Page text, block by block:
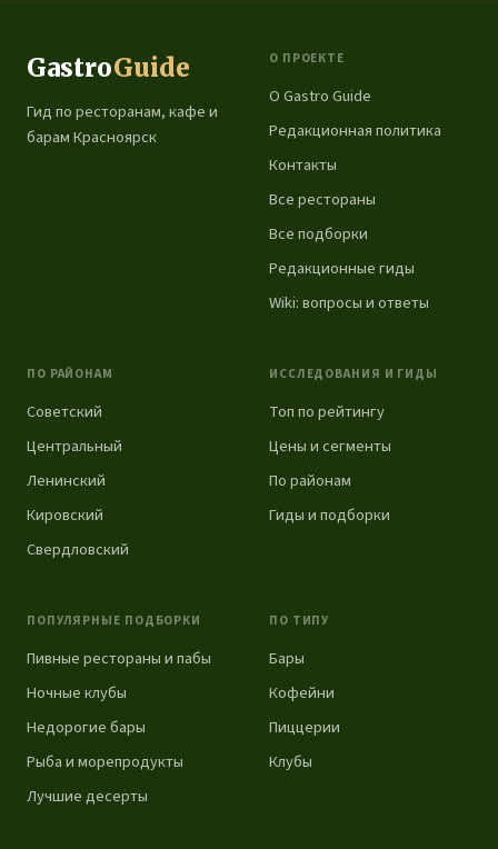
GastroGuide
Гид по ресторанам, кафе и
барам Красноярск
О ПРОЕКТЕ
О Gastro Guide
Редакционная политика
Контакты
Все рестораны
Все подборки
Редакционные гиды
Wiki: вопросы и ответы
ПО РАЙОНАМ
Советский
Центральный
Ленинский
Кировский
Свердловский
ИССЛЕДОВАНИЯ И ГИДЫ
Топ по рейтингу
Цены и сегменты
По районам
Гиды и подборки
ПОПУЛЯРНЫЕ ПОДБОРКИ
Пивные рестораны и пабы
Ночные клубы
Недорогие бары
Рыба и морепродукты
Лучшие десерты
ПО ТИПУ
Бары
Кофейни
Пиццерии
Клубы